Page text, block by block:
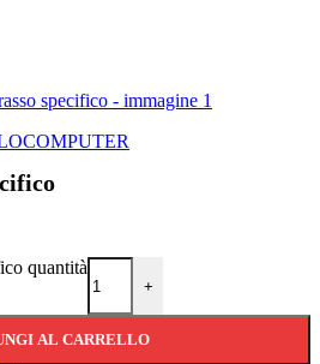
quantità
+
AL CARRELLO